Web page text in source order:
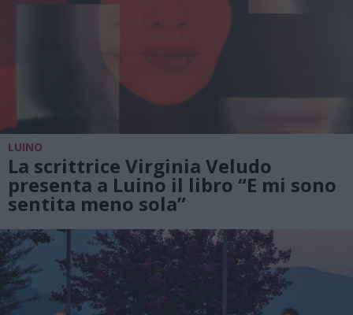
LUINO
La scrittrice Virginia Veludo
presenta a Luino il libro “E mi sono
sentita meno sola”